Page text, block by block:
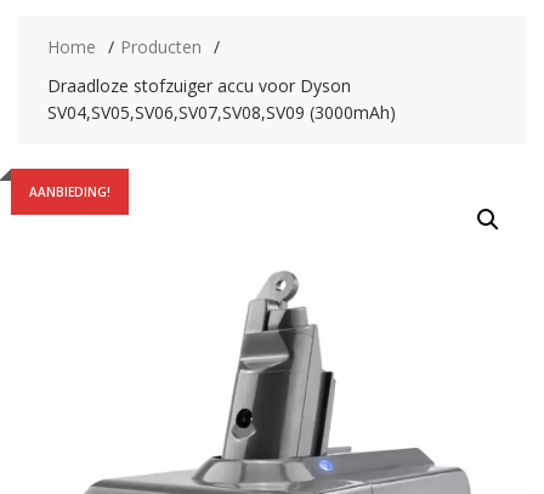
Home
Producten
Draadloze stofzuiger accu voor Dyson
SV04,SV05,SV06,SV07,SV08,SV09 (3000mAh)
AANBIEDING!